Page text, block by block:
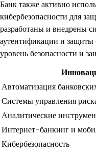
Банк также активно
кибербезопасности для
разработаны и внедрены
аутентификации и
уровень безопасности и
Автоматизация
Системы управления
Аналитические
Интернет-банкинг и
Кибербезопасность